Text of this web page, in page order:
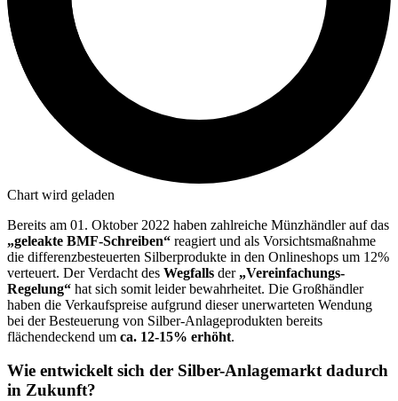
Chart wird geladen
Bereits am 01. Oktober 2022 haben zahlreiche Münzhändler auf das
„geleakte BMF-Schreiben“ reagiert und als Vorsichtsmaßnahme
die differenzbesteuerten Silberprodukte in den Onlineshops um 12%
verteuert. Der Verdacht des Wegfalls der„Vereinfachungs-
Regelung“ hat sich somit leider bewahrheitet. Die Großhändler
haben die Verkaufspreise aufgrund dieser unerwarteten Wendung
bei der Besteuerung von Silber-Anlageprodukten bereits
flächendeckend um ca. 12-15% erhöht.
Wie entwickelt sich der Silber-Anlagemarkt dadurch
in Zukunft?